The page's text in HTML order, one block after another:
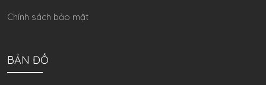
Chính sách bảo mật
BẢN ĐỒ